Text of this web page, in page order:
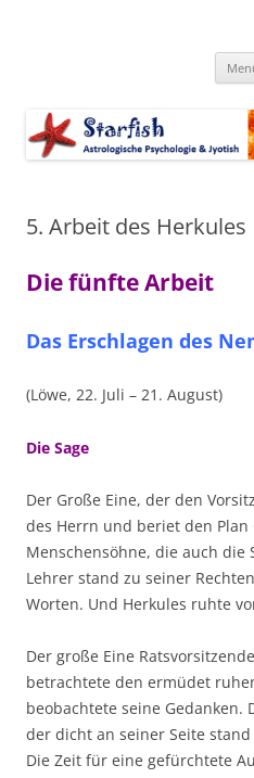
5. Arbeit des Herkules
Die fünfte Arbeit
Das Erschlagen des
(Löwe, 22. Juli – 21. August)
Die Sage
Der Große Eine, der den
des Herrn und beriet den Plan
Menschensöhne, die auch die
Lehrer stand zu seiner
Worten. Und Herkules ruhte
Der große Eine
betrachtete den ermüdet
beobachtete seine Gedanken.
der dicht an seiner Seite
Die Zeit für eine gefürchtete